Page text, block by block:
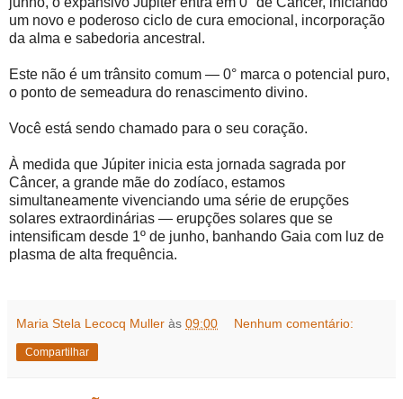
um novo e poderoso ciclo de cura emocional, incorporação
da alma e sabedoria ancestral.
Este não é um trânsito comum — 0° marca o potencial puro,
o ponto de semeadura do renascimento divino.
Você está sendo chamado para o seu coração.
À medida que Júpiter inicia esta jornada sagrada por
Câncer, a grande mãe do zodíaco, estamos
simultaneamente vivenciando uma série de erupções
solares extraordinárias — erupções solares que se
intensificam desde 1º de junho, banhando Gaia com luz de
plasma de alta frequência.
Maria Stela Lecocq Muller às 09:00 Nenhum comentário:
Compartilhar